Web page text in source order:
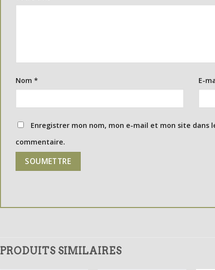
Nom * E-
Enregistrer mon nom, mon e-mail et mon site dans
commentaire.
PRODUITS SIMILAIRES